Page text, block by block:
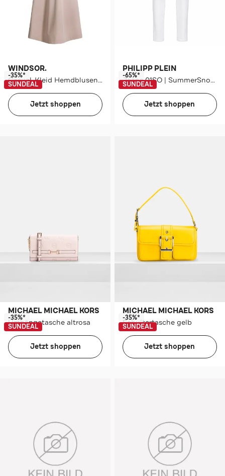
WINDSOR.
Casual-Kleid Hemdblusenkleid taupe
-35%*
SUNDEAL
Jetzt shoppen
PHILIPP PLEIN
Jeans 01SO | SummerSnow Skinny
-65%*
SUNDEAL
Jetzt shoppen
MICHAEL MICHAEL KORS
Umhängetasche altrosa
-35%*
SUNDEAL
Jetzt shoppen
MICHAEL MICHAEL KORS
Schultertasche gelb
-35%*
SUNDEAL
Jetzt shoppen